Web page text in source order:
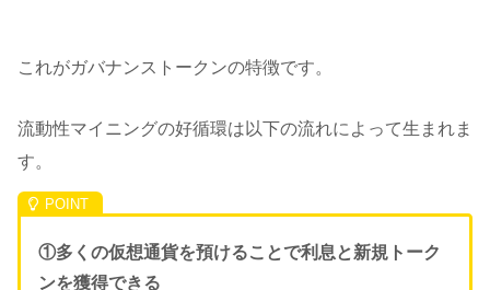
これがガバナンストークンの特徴です。
流動性マイニングの好循環は以下の流れによって生まれま
す。
①多くの仮想通貨を預けることで利息と新規トーク
ンを獲得できる